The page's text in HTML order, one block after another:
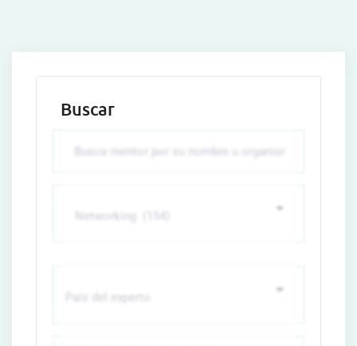
Buscar